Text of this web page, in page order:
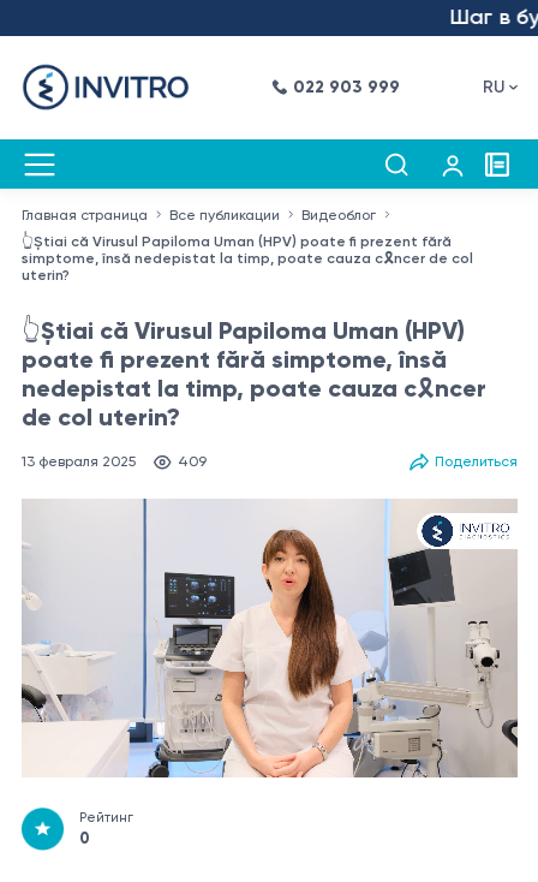
Шаг в
022 903 999 RU
Главная страница Все публикации
Видеоблог
👆Știai că Virusul Papiloma Uman (HPV) poate fi prezent fără
simptome, însă nedepistat la timp, poate cauza c🎗️ncer de col
uterin?
👆Știai că Virusul Papiloma Uman (HPV)
poate fi prezent fără simptome, însă
nedepistat la timp, poate cauza c🎗️ncer
de col uterin?
13 февраля 2025 409 Поделиться
Рейтинг
0